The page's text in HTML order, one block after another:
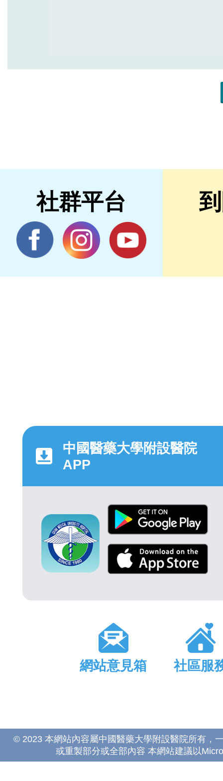
社群平台
中國醫藥大學附設醫院
APP
網站意見箱 社區服
© 2023 本網站內容屬中國醫藥大學附設醫院所有，
或重製部分或全部內容 本網站建議以